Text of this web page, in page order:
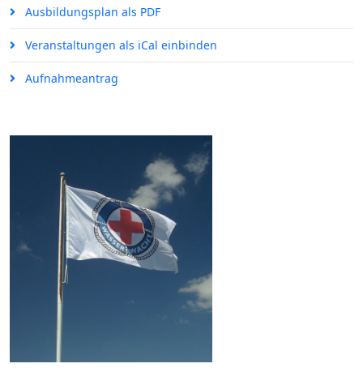
Ausbildungsplan als PDF
Veranstaltungen als iCal einbinden
Aufnahmeantrag